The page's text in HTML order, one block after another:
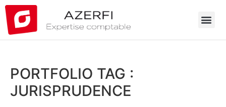
PORTFOLIO TAG :
JURISPRUDENCE